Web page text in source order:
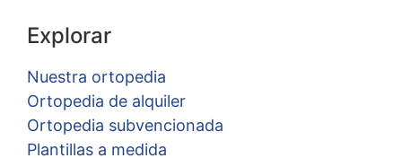
Explorar
Nuestra ortopedia
Ortopedia de alquiler
Ortopedia subvencionada
Plantillas a medida